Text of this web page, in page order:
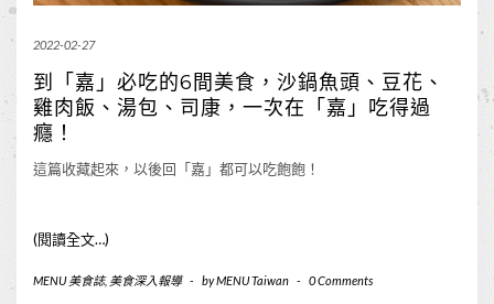
2022-02-27
到「嘉」必吃的6間美食，沙鍋魚頭、豆花、
雞肉飯、湯包、司康，一次在「嘉」吃得過
癮！
這篇收藏起來，以後回「嘉」都可以吃飽飽！
(閱讀全文…)
MENU 美食誌, 美食深入報導 - byMENU Taiwan - 0 Comments